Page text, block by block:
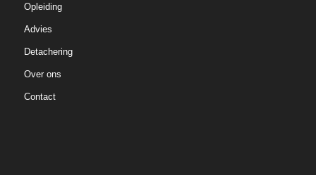
Opleiding
Advies
Detachering
Over ons
Contact